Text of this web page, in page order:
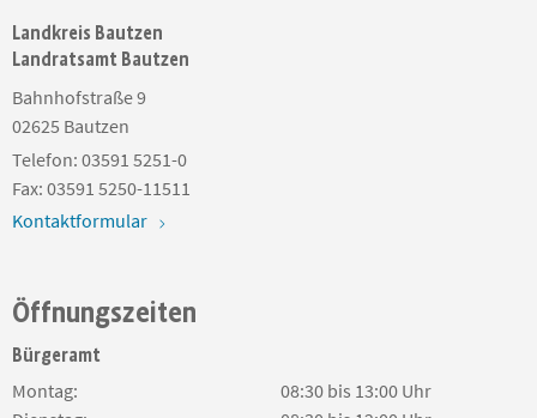
Landkreis Bautzen
Landratsamt Bautzen
Bahnhofstraße 9
02625 Bautzen
Telefon: 03591 5251-0
Fax: 03591 5250-11511
Kontaktformular
Öffnungszeiten
Bürgeramt
Montag:
08:30 bis 13:00 Uhr